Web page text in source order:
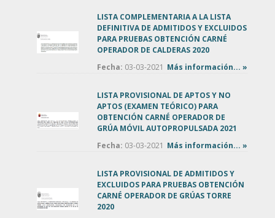
LISTA COMPLEMENTARIA A LA LISTA
DEFINITIVA DE ADMITIDOS Y EXCLUIDOS
PARA PRUEBAS OBTENCIÓN CARNÉ
OPERADOR DE CALDERAS 2020
Fecha: 03-03-2021 Más información... »
LISTA PROVISIONAL DE APTOS Y NO
APTOS (EXAMEN TEÓRICO) PARA
OBTENCIÓN CARNÉ OPERADOR DE
GRÚA MÓVIL AUTOPROPULSADA 2021
Fecha: 03-03-2021 Más información... »
LISTA PROVISIONAL DE ADMITIDOS Y
EXCLUIDOS PARA PRUEBAS OBTENCIÓN
CARNÉ OPERADOR DE GRÚAS TORRE
2020